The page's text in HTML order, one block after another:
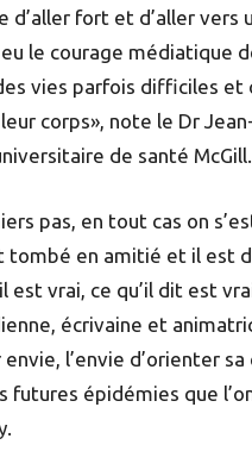
d’aller fort et d’aller vers
le courage médiatique
vies parfois difficiles et
corps», note le Dr
de santé McGill.
pas, en tout cas on
tombé en amitié et il est
est vrai, ce qu’il dit est
écrivaine et
l’envie d’orienter
épidémies que